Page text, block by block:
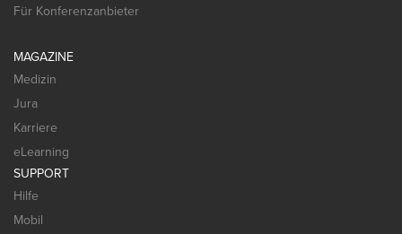
Für Konferenzanbieter
MAGAZINE
Medizin
Jura
Karriere
eLearning
SUPPORT
Hilfe
Mobil